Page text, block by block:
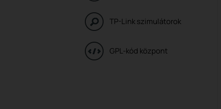
TP-Link szimulátorok
GPL-kód központ